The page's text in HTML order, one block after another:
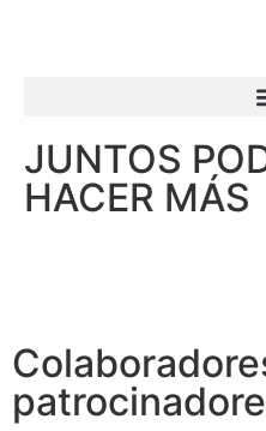
JUNTOS
HACER MÁS